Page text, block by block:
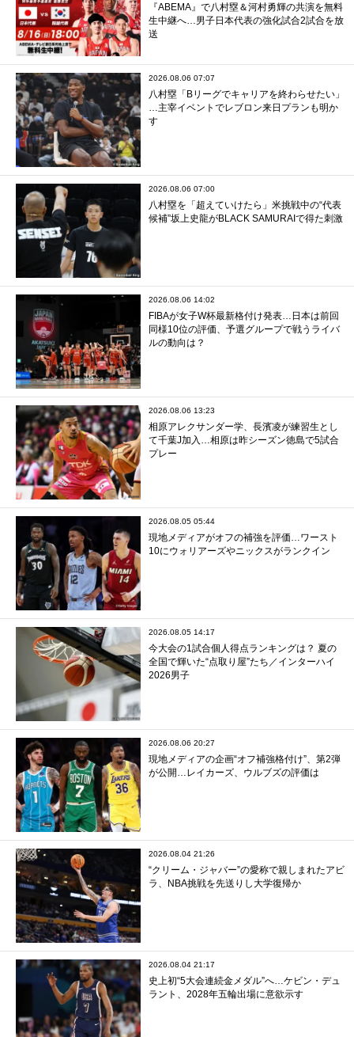
『ABEMA』で八村塁＆河村勇輝の共演を無料
生中継へ…男子日本代表の強化試合2試合を放
送
2026.08.06 07:07
八村塁「Bリーグでキャリアを終わらせたい」
…主宰イベントでレブロン来日プランも明か
す
2026.08.06 07:00
八村塁を「超えていけたら」米挑戦中の“代表
候補”坂上史龍がBLACK SAMURAIで得た刺激
2026.08.06 14:02
FIBAが女子W杯最新格付け発表…日本は前回
同様10位の評価、予選グループで戦うライバ
ルの動向は？
2026.08.06 13:23
相原アレクサンダー学、長濱凌が練習生とし
て千葉J加入…相原は昨シーズン徳島で5試合
プレー
2026.08.05 05:44
現地メディアがオフの補強を評価…ワースト
10にウォリアーズやニックスがランクイン
2026.08.05 14:17
今大会の1試合個人得点ランキングは？ 夏の
全国で輝いた“点取り屋”たち／インターハイ
2026男子
2026.08.06 20:27
現地メディアの企画“オフ補強格付け”、第2弾
が公開…レイカーズ、ウルブズの評価は
2026.08.04 21:26
“クリーム・ジャバー”の愛称で親しまれたアビ
ラ、NBA挑戦を先送りし大学復帰か
2026.08.04 21:17
史上初“5大会連続金メダル”へ…ケビン・デュ
ラント、2028年五輪出場に意欲示す